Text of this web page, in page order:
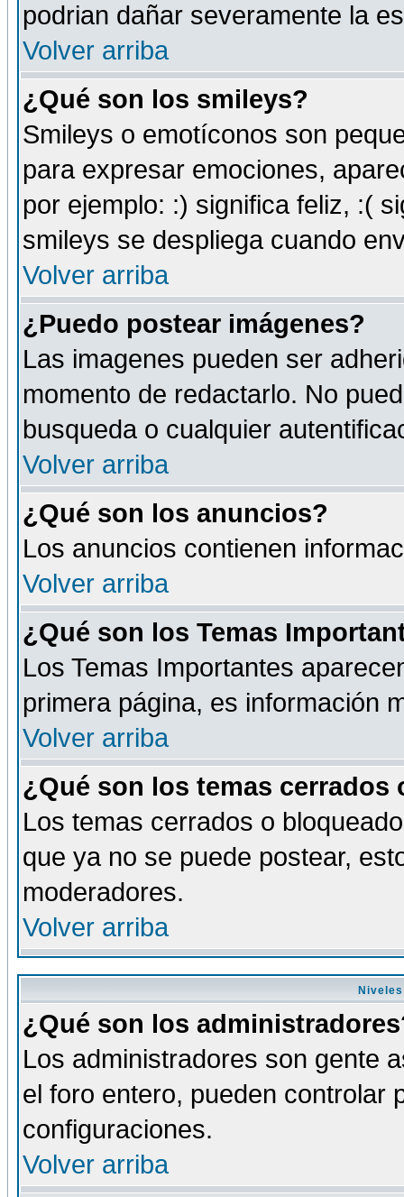
podrian dañar severamente la
Volver arriba
¿Qué son los smileys?
Smileys o emotíconos son
para expresar emociones,
por ejemplo: :) significa feliz, :(
smileys se despliega cuando
Volver arriba
¿Puedo postear imágenes?
Las imagenes pueden ser
momento de redactarlo. No
busqueda o cualquier
Volver arriba
¿Qué son los anuncios?
Los anuncios contienen
Volver arriba
¿Qué son los Temas
Los Temas Importantes
primera página, es información
Volver arriba
¿Qué son los temas cerrados
Los temas cerrados o
que ya no se puede postear,
moderadores.
Volver arriba
¿Qué son los
Los administradores son gente
el foro entero, pueden controlar
configuraciones.
Volver arriba